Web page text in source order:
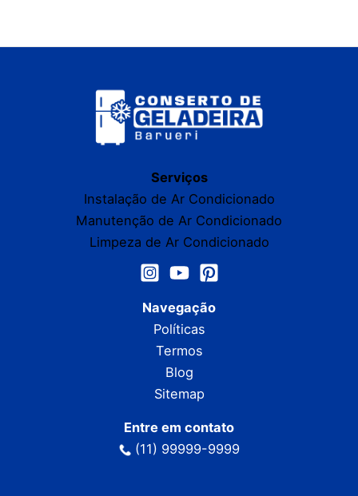
Serviços
Instalação de Ar Condicionado
Manutenção de Ar Condicionado
Limpeza de Ar Condicionado
Navegação
Políticas
Termos
Blog
Sitemap
Entre em contato
(11) 99999-9999